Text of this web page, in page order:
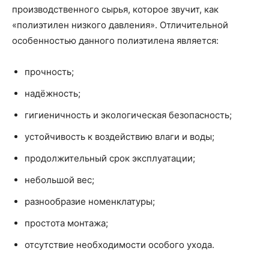
производственного сырья, которое звучит, как
«полиэтилен низкого давления». Отличительной
особенностью данного полиэтилена является:
прочность;
надёжность;
гигиеничность и экологическая безопасность;
устойчивость к воздействию влаги и воды;
продолжительный срок эксплуатации;
небольшой вес;
разнообразие номенклатуры;
простота монтажа;
отсутствие необходимости особого ухода.